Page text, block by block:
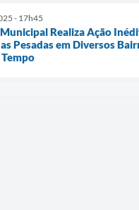
- 17h45
Realiza Ação
Pesadas em Diversos